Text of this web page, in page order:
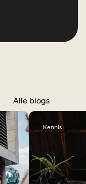
Alle blogs
Kennis